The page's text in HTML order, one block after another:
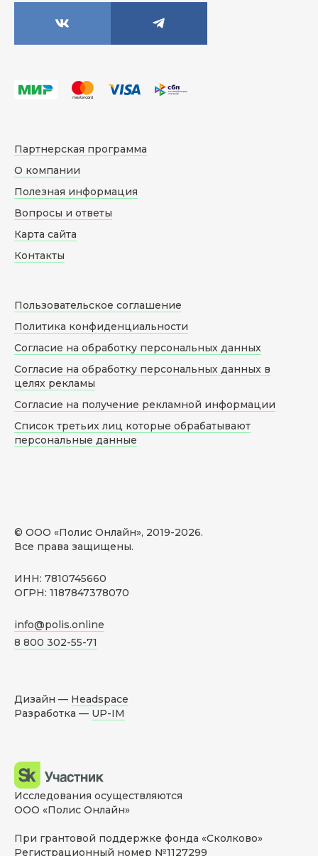
© ООО «Полис Онлайн», 2019-2026.
Все права защищены.
ИНН: 7810745660
ОГРН: 1187847378070
info@polis.online
8 800 302-55-71
Партнерская программа
О компании
Полезная информация
Вопросы и ответы
Карта сайта
Контакты
Пользовательское соглашение
Политика конфиденциальности
Согласие на обработку персональных данных
Согласие на обработку персональных данных в
целях рекламы
Согласие на получение рекламной информации
Список третьих лиц которые обрабатывают
персональные данные
Дизайн — Headspace
Разработка — UP-IM
Исследования осуществляются
ООО «Полис Онлайн»
При грантовой поддержке фонда «Сколково»
Регистрационный номер №1127299